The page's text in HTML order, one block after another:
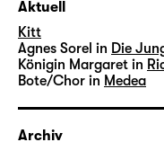
Aktuell
Kitt
Agnes Sorel in Die
Königin Margaret in
Bote/Chor in Medea
Archiv